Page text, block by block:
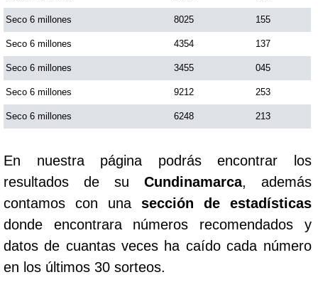
Seco 6 millones 8025 155
Seco 6 millones 4354 137
Seco 6 millones 3455 045
Seco 6 millones 9212 253
Seco 6 millones 6248 213
En nuestra página podrás encontrar los
resultados de su Cundinamarca, además
contamos con una sección de estadísticas
donde encontrara números recomendados y
datos de cuantas veces ha caído cada número
en los últimos 30 sorteos.